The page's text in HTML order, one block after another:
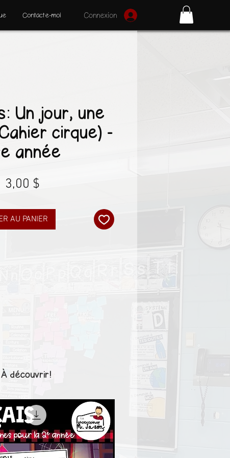
Contacte-moi Connexion
Un jour, une
cirque) -
année
3,00 $
AU PANIER
À découvrir!
1er cycle